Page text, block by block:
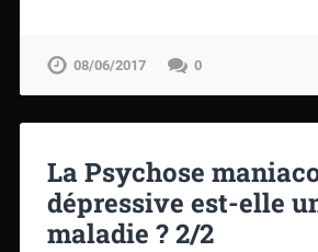
08/06/2017 0
La Psychose
dépressive est-elle
maladie ? 2/2